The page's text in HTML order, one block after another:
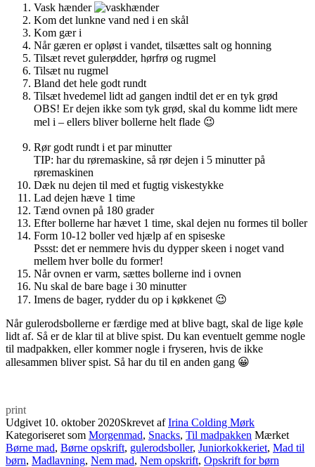
Vask hænder
Kom det lunkne vand ned i en skål
Kom gær i
Når gæren er opløst i vandet, tilsættes salt og honning
Tilsæt revet gulerødder, hørfrø og rugmel
Tilsæt nu rugmel
Bland det hele godt rundt
Tilsæt hvedemel lidt ad gangen indtil det er en tyk grød
OBS! Er dejen ikke som tyk grød, skal du komme lidt mere
mel i – ellers bliver bollerne helt flade 😉
Rør godt rundt i et par minutter
TIP: har du røremaskine, så rør dejen i 5 minutter på
røremaskinen
Dæk nu dejen til med et fugtig viskestykke
Lad dejen hæve 1 time
Tænd ovnen på 180 grader
Efter bollerne har hævet 1 time, skal dejen nu formes til boller
Form 10-12 boller ved hjælp af en spiseske
Pssst: det er nemmere hvis du dypper skeen i noget vand
mellem hver bolle du former!
Når ovnen er varm, sættes bollerne ind i ovnen
Nu skal de bare bage i 30 minutter
Imens de bager, rydder du op i køkkenet 😉
Når gulerodsbollerne er færdige med at blive bagt, skal de lige køle
lidt af. Så er de klar til at blive spist. Du kan eventuelt gemme nogle
til madpakken, eller kommer nogle i fryseren, hvis de ikke
allesammen bliver spist. Så har du til en anden gang 😀
print
Udgivet 10. oktober 2020Skrevet afIrina Colding Mørk
Kategoriseret som Morgenmad, Snacks, Til madpakken Mærket
Børne mad, Børne opskrift, gulerodsboller, Juniorkokkeriet, Mad til
børn, Madlavning, Nem mad, Nem opskrift, Opskrift for børn